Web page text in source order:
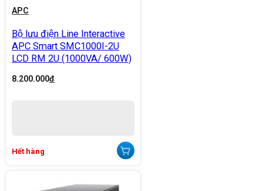
APC
Bộ lưu điện Line Interactive
APC Smart SMC1000I-2U
LCD RM 2U (1000VA/ 600W)
8.200.000đ
Hết hàng